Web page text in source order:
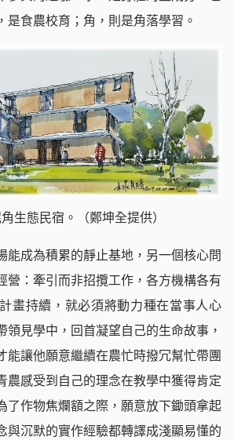
是食農校育；角，則是角落學習。
生態民宿。（鄭坤全提供）
能成為積累的靜止基地，另一個核心問
營：牽引而非招攬工作，各方機構各有
畫持續，就必須將動力種在當事人心
領見學中，回首凝望自己的生命故事，
能讓他願意繼續在農忙時撥冗幫忙帶團
農感受到自己的理念在教學中獲得肯定
了作物焦爛額之際，願意放下鋤頭拿起
與沉默的實作經驗都轉譯成淺顯易懂的